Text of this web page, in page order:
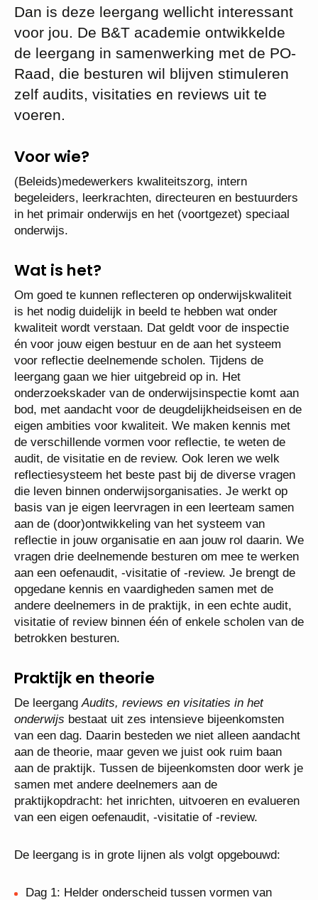
Dan is deze leergang wellicht interessant
voor jou. De B&T academie ontwikkelde
de leergang in samenwerking met de PO-
Raad, die besturen wil blijven stimuleren
zelf audits, visitaties en reviews uit te
voeren.
Voor wie?
(Beleids)medewerkers kwaliteitszorg, intern
begeleiders, leerkrachten, directeuren en bestuurders
in het primair onderwijs en het (voortgezet) speciaal
onderwijs.
Wat is het?
Om goed te kunnen reflecteren op onderwijskwaliteit
is het nodig duidelijk in beeld te hebben wat onder
kwaliteit wordt verstaan. Dat geldt voor de inspectie
én voor jouw eigen bestuur en de aan het systeem
voor reflectie deelnemende scholen. Tijdens de
leergang gaan we hier uitgebreid op in. Het
onderzoekskader van de onderwijsinspectie komt aan
bod, met aandacht voor de deugdelijkheidseisen en de
eigen ambities voor kwaliteit. We maken kennis met
de verschillende vormen voor reflectie, te weten de
audit, de visitatie en de review. Ook leren we welk
reflectiesysteem het beste past bij de diverse vragen
die leven binnen onderwijsorganisaties. Je werkt op
basis van je eigen leervragen in een leerteam samen
aan de (door)ontwikkeling van het systeem van
reflectie in jouw organisatie en aan jouw rol daarin. We
vragen drie deelnemende besturen om mee te werken
aan een oefenaudit, -visitatie of -review. Je brengt de
opgedane kennis en vaardigheden samen met de
andere deelnemers in de praktijk, in een echte audit,
visitatie of review binnen één of enkele scholen van de
betrokken besturen.
Praktijk en theorie
De leergangAudits, reviews en visitaties in het
onderwijs bestaat uit zes intensieve bijeenkomsten
van een dag. Daarin besteden we niet alleen aandacht
aan de theorie, maar geven we juist ook ruim baan
aan de praktijk. Tussen de bijeenkomsten door werk je
samen met andere deelnemers aan de
praktijkopdracht: het inrichten, uitvoeren en evalueren
van een eigen oefenaudit, -visitatie of -review.
De leergang is in grote lijnen als volgt opgebouwd:
Dag 1: Helder onderscheid tussen vormen van